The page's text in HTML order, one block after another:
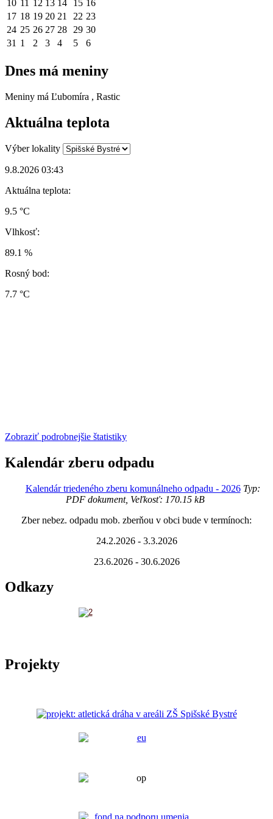
10 11 12 13 14 15 16
17 18 19 20 21 22 23
24 25 26 27 28 29 30
31 1 2 3 4 5 6
Dnes má meniny
Meniny má Ľubomíra , Rastic
Aktuálna teplota
Výber lokality
9.8.2026 03:43
Aktuálna teplota:
9.5 °C
Vlhkosť:
89.1 %
Rosný bod:
7.7 °C
Zobraziť podrobnejšie štatistiky
Kalendár zberu odpadu
Kalendár triedeného zberu komunálneho odpadu - 2026Typ:
PDF dokument, Veľkosť: 170.15 kB
Zber nebez. odpadu mob. zberňou v obci bude v termínoch:
24.2.2026 - 3.3.2026
23.6.2026 - 30.6.2026
Odkazy
Projekty